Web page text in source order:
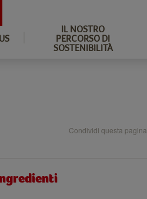
IL NOSTRO
PERCORSO DI
SOSTENIBILITÀ
Condividi questa pagina